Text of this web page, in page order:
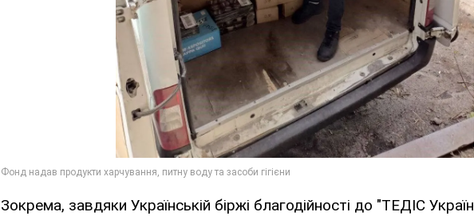
Зокрема, завдяки Українській біржі благодійності до "ТЕДІС